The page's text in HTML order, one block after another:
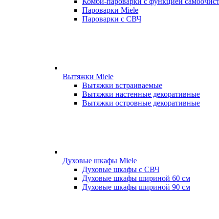
Пароварки Miele
Пароварки с СВЧ
Вытяжки Miele
Вытяжки встраиваемые
Вытяжки настенные декоративные
Вытяжки островные декоративные
Духовые шкафы Miele
Духовые шкафы с СВЧ
Духовые шкафы шириной 60 см
Духовые шкафы шириной 90 см